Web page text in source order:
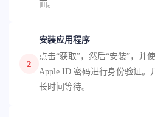
面。
2
安装应用程序
点击“获取”，然后“安装”，并
Apple ID 密码进行身份验证。
长时间等待。